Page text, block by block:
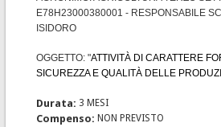
E78H23000380001 - RESPONSABILE
ISIDORO
OGGETTO: "ATTIVITÀ DI CARATTERE
SICUREZZA E QUALITÀ DELLE
Durata: 3 MESI
Compenso:NON PREVISTO